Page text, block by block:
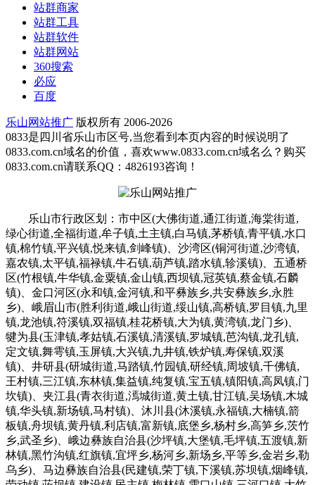
站群商家
站群工具
站群软件
站群网站
360搜索
必应
百度
乐山网站推广 版权所有 2006-2026
0833是四川省乐山市区号,当您看到本页内容的时候说明了
0833.com.cn域名的价值，喜欢www.0833.com.cn域名么？购买
0833.com.cn请联系QQ：4826193咨询！
乐山市行政区划：市中区(大佛街道,通江街道,海棠街道,
绿心街道,全福街道,牟子镇,土主镇,白马镇,茅桥镇,青平镇,水口
镇,棉竹镇,平兴镇,悦来镇,剑峰镇)、沙湾区(铜河街道,沙湾镇,
嘉农镇,太平镇,福禄镇,牛石镇,葫芦镇,踏水镇,轸溪镇)、五通桥
区(竹根镇,牛华镇,金粟镇,金山镇,西坝镇,冠英镇,蔡金镇,石麟
镇)、金口河区(永和镇,金河镇,和平彝族乡,共安彝族乡,永胜
乡)、峨眉山市(胜利街道,峨山街道,绥山镇,高桥镇,罗目镇,九里
镇,龙池镇,符溪镇,双福镇,桂花桥镇,大为镇,黄湾镇,龙门乡)、
犍为县(玉津镇,孝姑镇,石溪镇,清溪镇,罗城镇,芭沟镇,龙孔镇,
定文镇,舞雩镇,玉屏镇,大兴镇,九井镇,铁炉镇,寿保镇,双溪
镇)、井研县(研城街道,马踏镇,竹园镇,研经镇,周坡镇,千佛镇,
王村镇,三江镇,东林镇,集益镇,纯复镇,宝五镇,镇阳镇,高凤镇,门
坎镇)、夹江县(青衣街道,漹城街道,黄土镇,甘江镇,吴场镇,木城
镇,华头镇,新场镇,马村镇)、沐川县(沐溪镇,永福镇,大楠镇,箭
板镇,舟坝镇,黄丹镇,利店镇,富新镇,底堡乡,杨村乡,高笋乡,茨竹
乡,武圣乡)、峨边彝族自治县(沙坪镇,大堡镇,毛坪镇,五渡镇,新
林镇,黑竹沟镇,红旗镇,宜坪乡,杨河乡,新场乡,平等乡,金岩乡,勒
乌乡)、马边彝族自治县(民建镇,荣丁镇,下溪镇,苏坝镇,烟峰镇,